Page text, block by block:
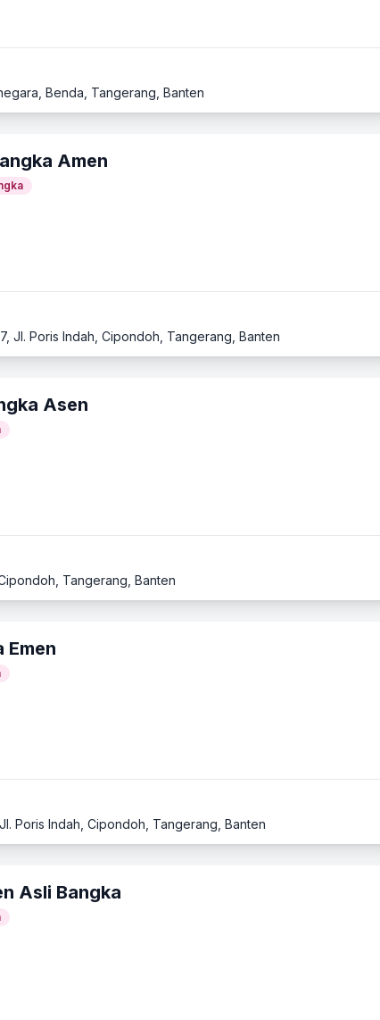
Benda, Tangerang, Banten
Amen
Jl. Poris Indah, Cipondoh, Tangerang, Banten
Asen
Tangerang, Banten
Emen
Poris Indah, Cipondoh, Tangerang, Banten
Asli Bangka